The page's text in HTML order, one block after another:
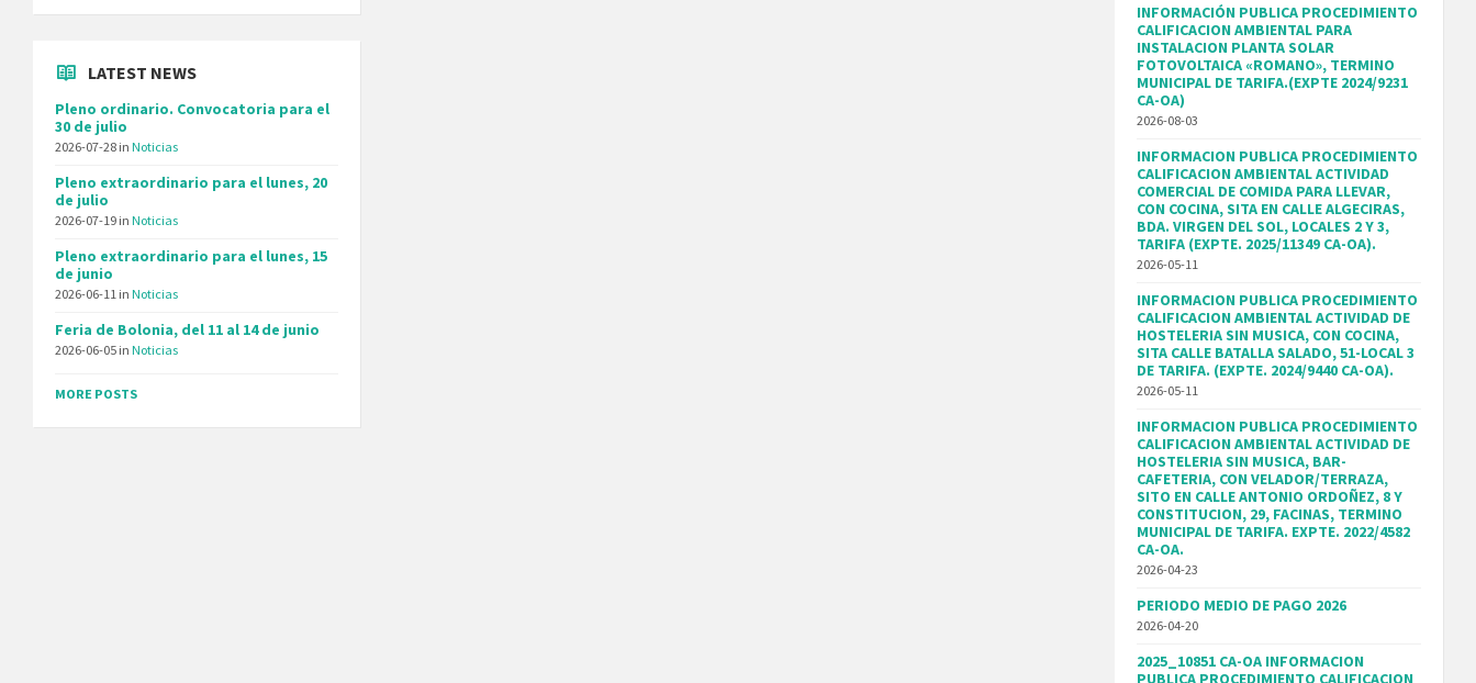
LATEST NEWS
Pleno ordinario. Convocatoria para el
30 de julio
2026-07-28 in Noticias
Pleno extraordinario para el lunes, 20
de julio
2026-07-19 in Noticias
Pleno extraordinario para el lunes, 15
de junio
2026-06-11 in Noticias
Feria de Bolonia, del 11 al 14 de junio
2026-06-05 in Noticias
MORE POSTS
INFORMACIÓN PUBLICA PROCEDIMIENTO
CALIFICACION AMBIENTAL PARA
INSTALACION PLANTA SOLAR
FOTOVOLTAICA «ROMANO», TERMINO
MUNICIPAL DE TARIFA.(EXPTE 2024/9231
CA-OA)
2026-08-03
INFORMACION PUBLICA PROCEDIMIENTO
CALIFICACION AMBIENTAL ACTIVIDAD
COMERCIAL DE COMIDA PARA LLEVAR,
CON COCINA, SITA EN CALLE ALGECIRAS,
BDA. VIRGEN DEL SOL, LOCALES 2 Y 3,
TARIFA (EXPTE. 2025/11349 CA-OA).
2026-05-11
INFORMACION PUBLICA PROCEDIMIENTO
CALIFICACION AMBIENTAL ACTIVIDAD DE
HOSTELERIA SIN MUSICA, CON COCINA,
SITA CALLE BATALLA SALADO, 51-LOCAL 3
DE TARIFA. (EXPTE. 2024/9440 CA-OA).
2026-05-11
INFORMACION PUBLICA PROCEDIMIENTO
CALIFICACION AMBIENTAL ACTIVIDAD DE
HOSTELERIA SIN MUSICA, BAR-
CAFETERIA, CON VELADOR/TERRAZA,
SITO EN CALLE ANTONIO ORDOÑEZ, 8 Y
CONSTITUCION, 29, FACINAS, TERMINO
MUNICIPAL DE TARIFA. EXPTE. 2022/4582
CA-OA.
2026-04-23
PERIODO MEDIO DE PAGO 2026
2026-04-20
2025_10851 CA-OA INFORMACION
PUBLICA PROCEDIMIENTO CALIFICACION